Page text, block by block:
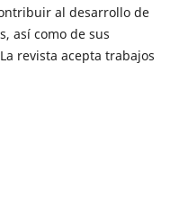
al desarrollo de
así como de sus
revista acepta trabajos